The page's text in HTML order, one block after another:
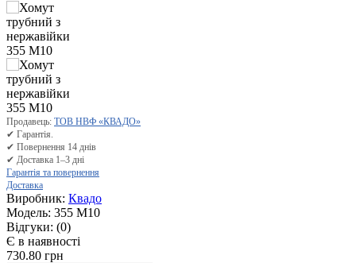
Продавець: ТОВ НВФ «КВАДО»
✔ Гарантія.
✔ Повернення 14 днів
✔ Доставка 1–3 дні
Гарантія та повернення
Доставка
Виробник: Квадо
Модель: 355 М10
Відгуки: (0)
Є в наявності
730.80 грн